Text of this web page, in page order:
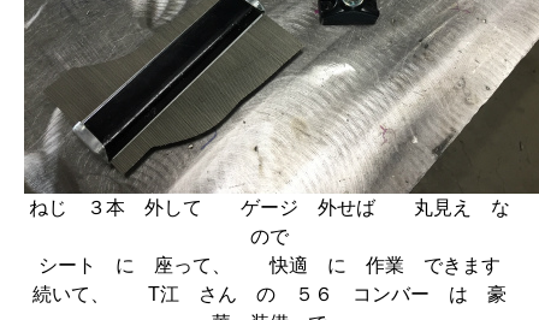
ねじ ３本 外して ゲージ 外せば 丸見え な
ので
シート に 座って、 快適 に 作業 できます
続いて、 T江 さん の ５６ コンバー は 豪